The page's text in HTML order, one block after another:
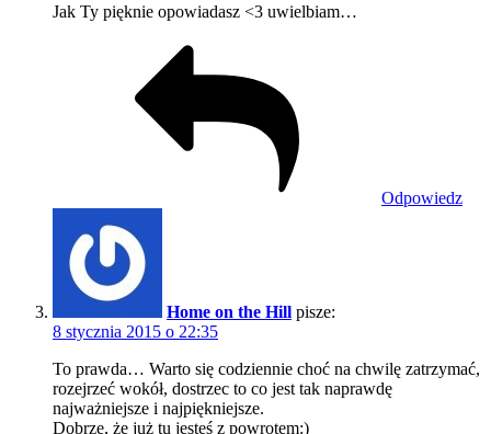
Jak Ty pięknie opowiadasz <3 uwielbiam…
Odpowiedz
Home on the Hill pisze:
8 stycznia 2015 o 22:35
To prawda… Warto się codziennie choć na chwilę zatrzymać,
rozejrzeć wokół, dostrzec to co jest tak naprawdę
najważniejsze i najpiękniejsze.
Dobrze, że już tu jesteś z powrotem:)